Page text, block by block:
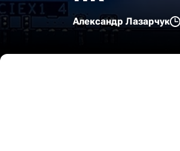
Александр Лазарчук